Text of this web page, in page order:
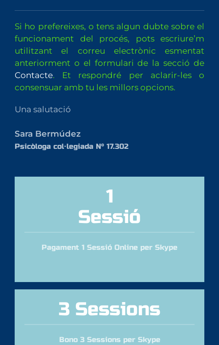
Si ho prefereixes, o tens algun dubte sobre el
funcionament del procés, pots escriure’m
utilitzant el correu electrònic esmentat
anteriorment o el formulari de la secció de
Contacte. Et respondré per aclarir-les o
consensuar amb tu les millors opcions.
Una salutació
Sara Bermúdez
Psicòloga col·legiada Nº 17.302
1
Sessió
Pagament 1 Sessió Online per Skype
3 Sessions
Bono 3 Sessions per Skype